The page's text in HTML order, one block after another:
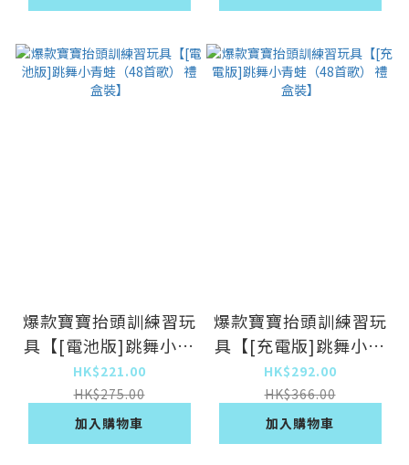
爆款寶寶抬頭訓練習玩
具【[電池版]跳舞小青
蛙（48首歌） 禮盒
裝】
HK$221.00
HK$275.00
加入購物車
爆款寶寶抬頭訓練習玩
具【[充電版]跳舞小青
蛙（48首歌） 禮盒
裝】
HK$292.00
HK$366.00
加入購物車